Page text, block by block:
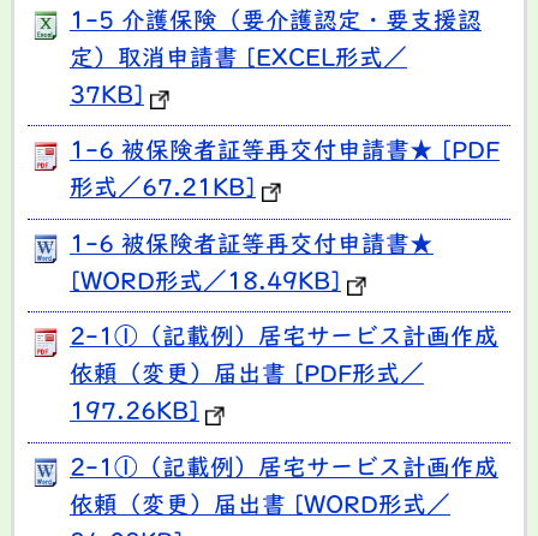
1-5 介護保険（要介護認定・要支援認
定）取消申請書 [EXCEL形式／
37KB]
1-6 被保険者証等再交付申請書★ [PDF
形式／67.21KB]
1-6 被保険者証等再交付申請書★
[WORD形式／18.49KB]
2-1①（記載例）居宅サービス計画作成
依頼（変更）届出書 [PDF形式／
197.26KB]
2-1①（記載例）居宅サービス計画作成
依頼（変更）届出書 [WORD形式／